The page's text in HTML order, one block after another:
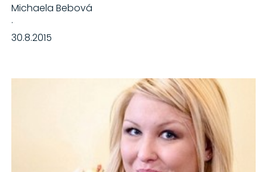
Michaela Bebová
·
30.8.2015